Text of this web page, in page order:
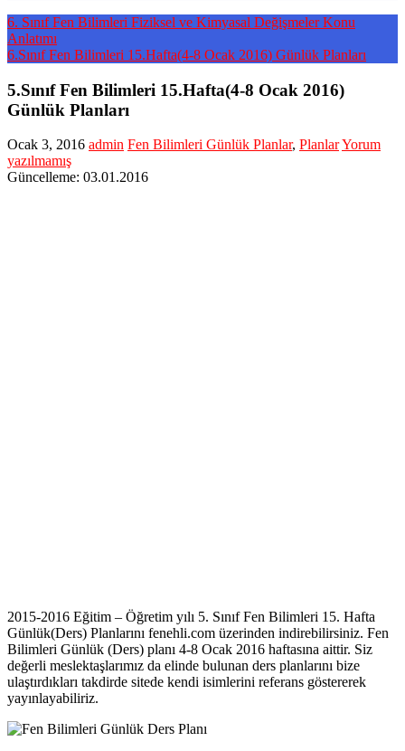
6. Sınıf Fen Bilimleri Fiziksel ve Kimyasal Değişmeler Konu
Anlatımı
6.Sınıf Fen Bilimleri 15.Hafta(4-8 Ocak 2016) Günlük Planları
5.Sınıf Fen Bilimleri 15.Hafta(4-8 Ocak 2016)
Günlük Planları
Ocak 3, 2016 admin Fen Bilimleri Günlük Planlar, PlanlarYorum
yazılmamış
Güncelleme: 03.01.2016
2015-2016 Eğitim – Öğretim yılı 5. Sınıf Fen Bilimleri 15. Hafta
Günlük(Ders) Planlarını fenehli.com üzerinden indirebilirsiniz. Fen
Bilimleri Günlük (Ders) planı 4-8 Ocak 2016 haftasına aittir. Siz
değerli meslektaşlarımız da elinde bulunan ders planlarını bize
ulaştırdıkları takdirde sitede kendi isimlerini referans göstererek
yayınlayabiliriz.